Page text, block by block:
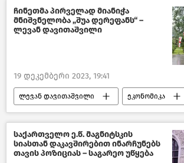
ჩინეთმა პირველად მიანიჭა
მნიშვნელობა „შუა დერეფანს“ –
ლევან დავითაშვილი
19 დეკემბერი 2023, 19:41
ლევან დავითაშვილი ეკონომიკა
საქართველოს ეკონომიკა
ახალი ამბები ჩინეთი
პოლიტიკა პოლიტიკა საქართველოში
საქართველო ე.წ. მაგნიტსკის
სიასთან დაკავშირებით ინარჩუნებს
თავის პოზიციას – საგარეო უწყება